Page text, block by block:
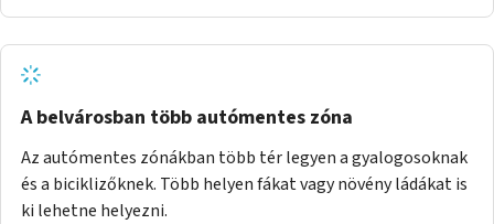
útig, majd a Városliget belváros felé eső oldalán a Zichy
Mihály útról kapcsolatot kell létesíteni a Damjanich utca
felé.
A belvárosban több autómentes zóna
Az autómentes zónákban több tér legyen a gyalogosoknak
és a biciklizőknek. Több helyen fákat vagy növény ládákat is
ki lehetne helyezni.